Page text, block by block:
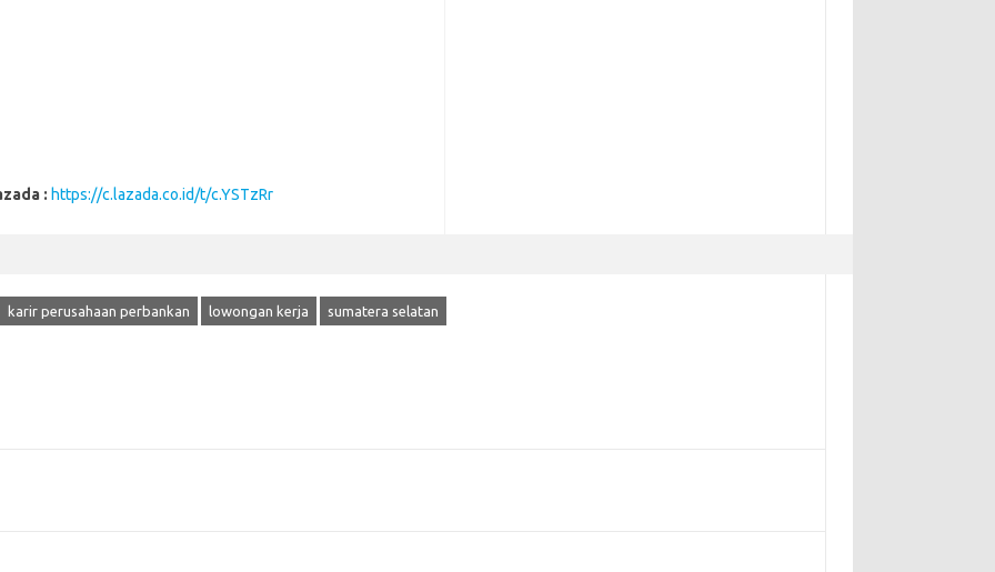
: https://c.lazada.co.id/t/c.YSTzRr
karir perusahaan perbankan lowongan kerja sumatera selatan